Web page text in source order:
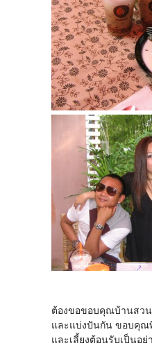
ต้องขอขอบคุณบ้านสวน
และแบ่งปันกัน ขอบคุณ
และเลี้ยงต้อนรับเป็นอ